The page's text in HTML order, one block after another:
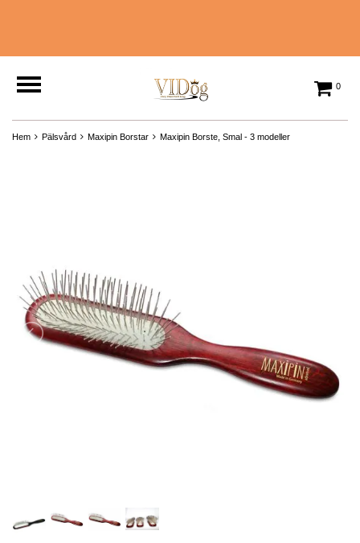
0
Hem Pälsvård Maxipin Borstar Maxipin Borste, Smal - 3 modeller